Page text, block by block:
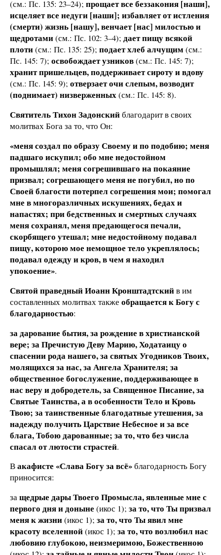
(см.: Пс. 135: 23–24); прощает все беззакония [наши],
исцеляет все недуги [наши]; избавляет от истления
(смерти) жизнь [нашу], венчает [нас] милостью и
щедротами(см.: Пс. 102: 3–4); дает пищу всякой
плоти(см.: Пс. 135: 25); подает хлеб алчущим (см.:
Пс. 145: 7); освобождает узников(см.: Пс. 145: 7);
хранит пришельцев, поддерживает сироту и вдову
(см.: Пс. 145: 9); отверзает очи слепым, возводит
(поднимает) низверженных(см.: Пс. 145: 8).
Святитель Тихон Задонскийблагодарит в своих
молитвах Бога за то, что Он:
«меня создал по образу Своему и по подобию; меня
падшаго искупил; обо мне недостойном
промышлял; меня согрешившаго на покаяние
призвал; согрешающего меня не погубил, но по
Своей благости потерпел согрешения мои; помогал
мне в многоразличных искушениях, бедах и
напастях; при бедственных и смертных случаях
меня сохранял, меня предающегося печали,
скорбящего утешал; мне недостойному подавал
пищу, которою мое немощное тело укреплялось;
подавал одежду и кров, в чем я находил
упокоение».
Святой праведный Иоанн Кронштадтскийв им
составленных молитвах также обращается к Богу с
благодарностью:
за дарование бытия, за рождение в христианской
вере; за Пречистую Деву Марию, Ходатаицу о
спасении рода нашего, за святых Угодников Твоих,
молящихся за нас, за Ангела Хранителя; за
общественное богослужение, поддерживающее в
нас веру и добродетель, за Священное Писание, за
Святые Таинства, а в особенности Тело и Кровь
Твою; за таинственные благодатные утешения, за
надежду получить Царствие Небесное и за все
блага, Тобою дарованные; за то, что без числа
спасал от лютости страстей.
Вакафисте «Слава Богу за всё»благодарность Богу
приносится:
защедрые дары Твоего Промысла, явленные мне с
первого дня и доныне (икос 1); за то, что Ты призвал
меня к жизни(икос 1); за то, что Ты явил мне
красоту вселенной(икос 1); за то, что возлюбил нас
любовию глубокою, неизмеримою, Божественною